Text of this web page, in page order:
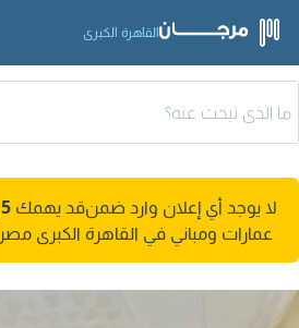
القاهرة الكبرى
لا يوجد أي إعلان وارد ضمنقد يهمك 5 إعلانات
عمارات ومباني في القاهرة الكبرى مصر